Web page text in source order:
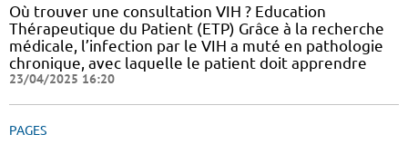
Où trouver une consultation VIH ? Education
Thérapeutique du Patient (ETP) Grâce à la recherche
médicale, l’infection par le VIH a muté en pathologie
chronique, avec laquelle le patient doit apprendre
23/04/2025 16:20
PAGES